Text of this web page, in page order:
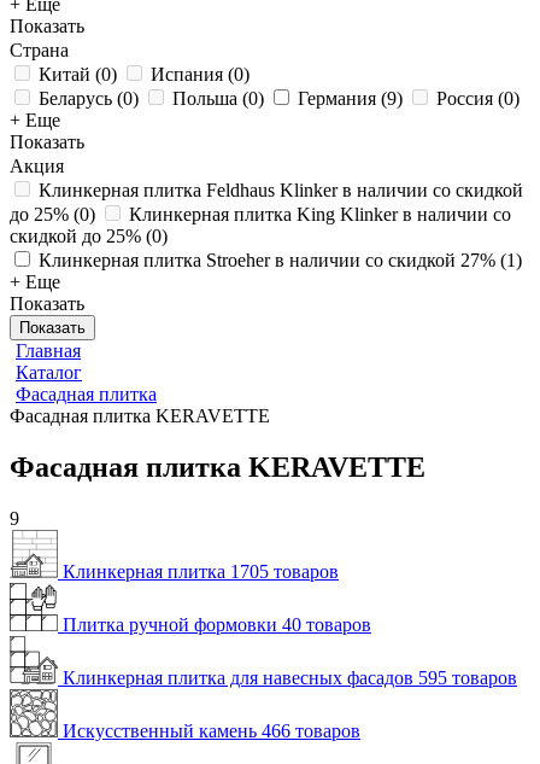
+ Еще
Показать
Страна
Китай (0) Испания (0)
Беларусь (0) Польша (0) Германия (9) Россия (0)
+ Еще
Показать
Акция
Клинкерная плитка Feldhaus Klinker в наличии со скидкой
до 25% (0)
Клинкерная плитка King Klinker в наличии со
скидкой до 25% (0)
Клинкерная плитка Stroeher в наличии со скидкой 27% (1)
+ Еще
Показать
Показать
Главная
Каталог
Фасадная плитка
Фасадная плитка KERAVETTE
Фасадная плитка KERAVETTE
9
Клинкерная плитка 1705 товаров
Плитка ручной формовки 40 товаров
Клинкерная плитка для навесных фасадов 595 товаров
Искусственный камень 466 товаров